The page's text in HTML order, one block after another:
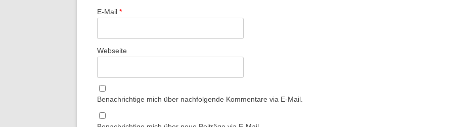
E-Mail *
Webseite
Benachrichtige mich über nachfolgende Kommentare via E-Mail.